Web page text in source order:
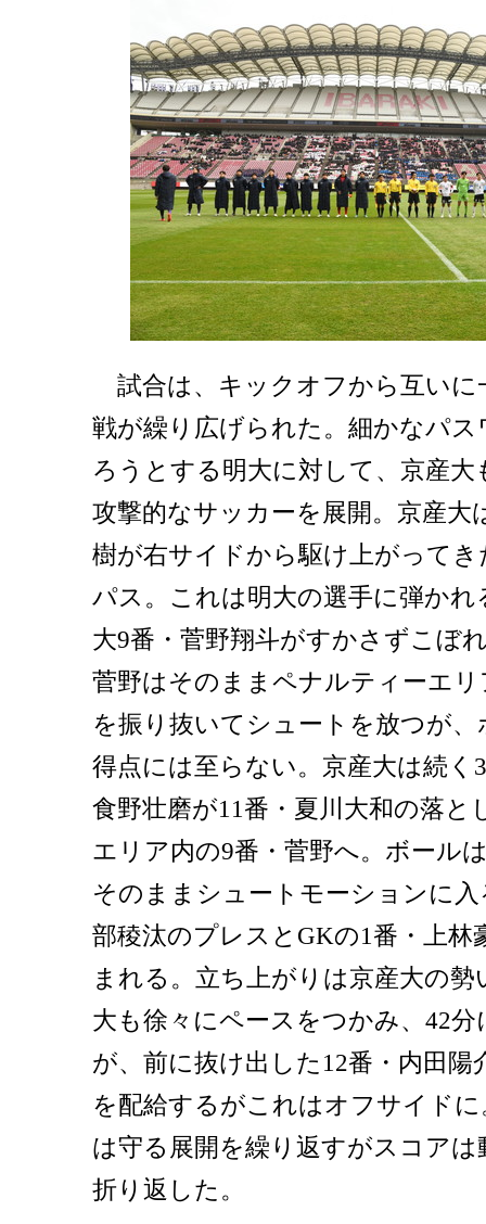
試合は、キックオフから互いに
戦が繰り広げられた。細かなパ
ろうとする明大に対して、京産
攻撃的なサッカーを展開。京産大
樹が右サイドから駆け上がってき
パス。これは明大の選手に弾か
大9番・菅野翔斗がすかさずこぼ
菅野はそのままペナルティーエ
を振り抜いてシュートを放つが
得点には至らない。京産大は続く
食野壮磨が11番・夏川大和の落と
エリア内の9番・菅野へ。ボール
そのままシュートモーションに
部稜汰のプレスとGKの1番・上林
まれる。立ち上がりは京産大の
大も徐々にペースをつかみ、42分
が、前に抜け出した12番・内田陽
を配給するがこれはオフサイド
は守る展開を繰り返すがスコアは
折り返した。